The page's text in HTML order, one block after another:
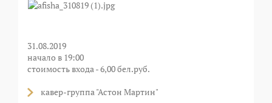
31.08.2019
начало в 19:00
стоимость входа - 6,00 бел.руб.
кавер-группа "Астон Мартин"